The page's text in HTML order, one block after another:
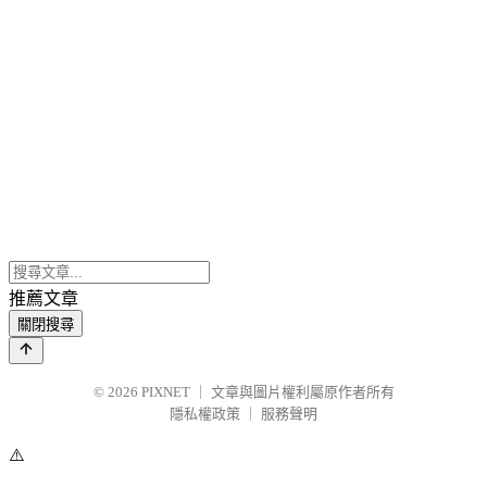
推薦文章
關閉搜尋
© 2026 PIXNET
文章與圖片權利屬原作者所有
隱私權政策
服務聲明
⚠️